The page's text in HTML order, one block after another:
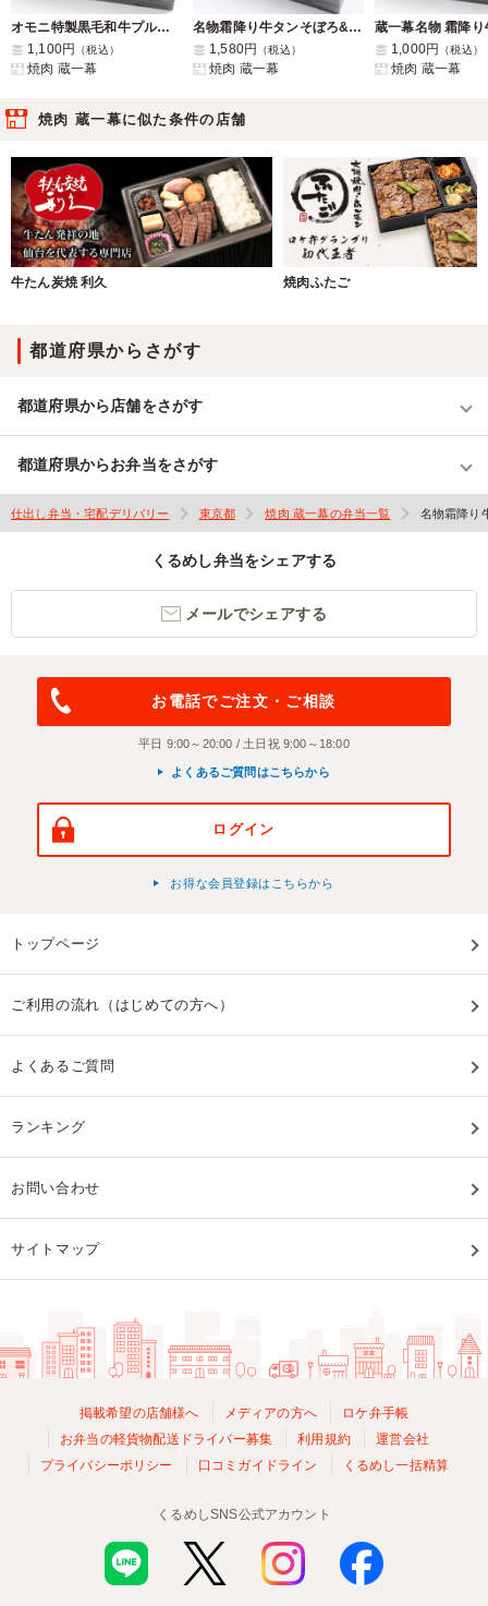
オモニ特製黒毛和牛プルコギお重
1,100円
（税込）
焼肉 蔵一幕
名物霜降り牛タンそぼろ&特選上ロースお重
1,580円
（税込）
焼肉 蔵一幕
1,000円 （税込）
焼肉 蔵一幕
焼肉 蔵一幕に似た条件の店舗
牛たん炭焼 利久 焼肉ふたご
都道府県からさがす
都道府県から店舗をさがす
都道府県からお弁当をさがす
仕出し弁当・宅配デリバリー 東京都 焼肉 蔵一幕の弁当一覧 名物霜降り
くるめし弁当をシェアする
メールでシェアする
お電話でご注文・ご相談
平日 9:00～20:00 / 土日祝 9:00～18:00
よくあるご質問はこちらから
ログイン
お得な会員登録はこちらから
トップページ
ご利用の流れ（はじめての方へ）
よくあるご質問
ランキング
お問い合わせ
サイトマップ
掲載希望の店舗様へ メディアの方へ
ロケ弁手帳
お弁当の軽貨物配送ドライバー募集
利用規約
運営会社
プライバシーポリシー
口コミガイドライン くるめし一括精算
くるめしSNS公式アカウント